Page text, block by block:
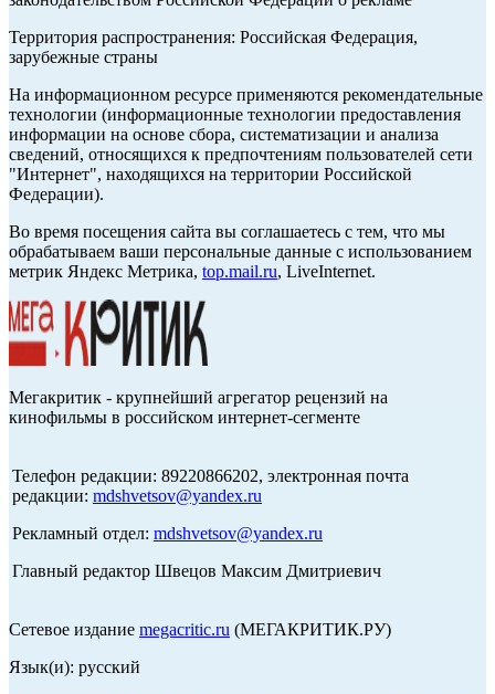
Территория распространения: Российская Федерация,
зарубежные страны
На информационном ресурсе применяются рекомендательные
технологии (информационные технологии предоставления
информации на основе сбора, систематизации и анализа
сведений, относящихся к предпочтениям пользователей сети
"Интернет", находящихся на территории Российской
Федерации).
Во время посещения сайта вы соглашаетесь с тем, что мы
обрабатываем ваши персональные данные с использованием
метрик Яндекс Метрика, top.mail.ru, LiveInternet.
Мегакритик - крупнейший агрегатор рецензий на
кинофильмы в российском интернет-сегменте
Телефон редакции: 89220866202, электронная почта
редакции: mdshvetsov@yandex.ru
Рекламный отдел: mdshvetsov@yandex.ru
Главный редактор Швецов Максим Дмитриевич
Сетевое издание megacritic.ru (МЕГАКРИТИК.РУ)
Язык(и): русский